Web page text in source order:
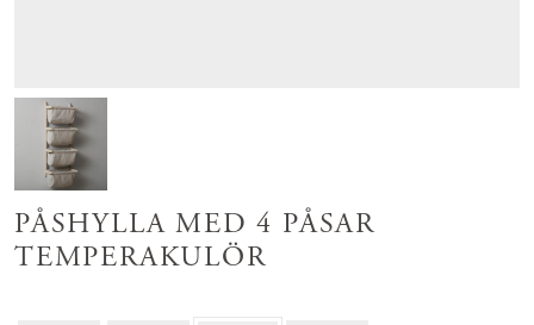
PÅSHYLLA MED 4 PÅSAR
TEMPERAKULÖR